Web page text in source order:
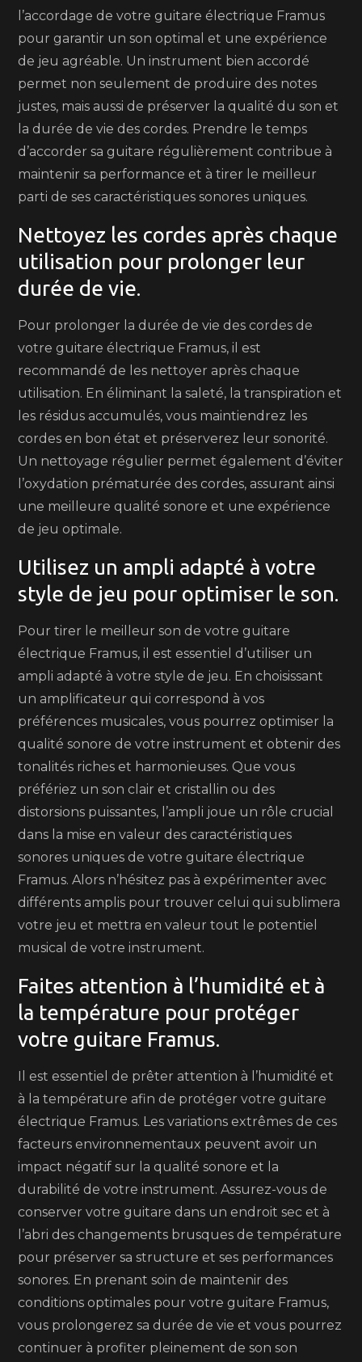
l’accordage de votre guitare électrique Framus
pour garantir un son optimal et une expérience
de jeu agréable. Un instrument bien accordé
permet non seulement de produire des notes
justes, mais aussi de préserver la qualité du son et
la durée de vie des cordes. Prendre le temps
d’accorder sa guitare régulièrement contribue à
maintenir sa performance et à tirer le meilleur
parti de ses caractéristiques sonores uniques.
Nettoyez les cordes après chaque
utilisation pour prolonger leur
durée de vie.
Pour prolonger la durée de vie des cordes de
votre guitare électrique Framus, il est
recommandé de les nettoyer après chaque
utilisation. En éliminant la saleté, la transpiration et
les résidus accumulés, vous maintiendrez les
cordes en bon état et préserverez leur sonorité.
Un nettoyage régulier permet également d’éviter
l’oxydation prématurée des cordes, assurant ainsi
une meilleure qualité sonore et une expérience
de jeu optimale.
Utilisez un ampli adapté à votre
style de jeu pour optimiser le son.
Pour tirer le meilleur son de votre guitare
électrique Framus, il est essentiel d’utiliser un
ampli adapté à votre style de jeu. En choisissant
un amplificateur qui correspond à vos
préférences musicales, vous pourrez optimiser la
qualité sonore de votre instrument et obtenir des
tonalités riches et harmonieuses. Que vous
préfériez un son clair et cristallin ou des
distorsions puissantes, l’ampli joue un rôle crucial
dans la mise en valeur des caractéristiques
sonores uniques de votre guitare électrique
Framus. Alors n’hésitez pas à expérimenter avec
différents amplis pour trouver celui qui sublimera
votre jeu et mettra en valeur tout le potentiel
musical de votre instrument.
Faites attention à l’humidité et à
la température pour protéger
votre guitare Framus.
Il est essentiel de prêter attention à l’humidité et
à la température afin de protéger votre guitare
électrique Framus. Les variations extrêmes de ces
facteurs environnementaux peuvent avoir un
impact négatif sur la qualité sonore et la
durabilité de votre instrument. Assurez-vous de
conserver votre guitare dans un endroit sec et à
l’abri des changements brusques de température
pour préserver sa structure et ses performances
sonores. En prenant soin de maintenir des
conditions optimales pour votre guitare Framus,
vous prolongerez sa durée de vie et vous pourrez
continuer à profiter pleinement de son son